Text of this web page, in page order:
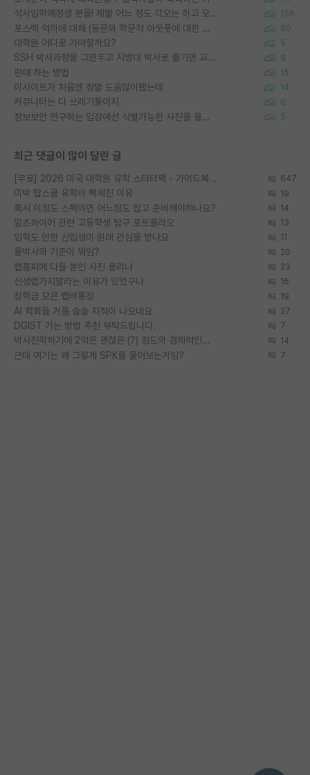
석사입학예정생 분들! 제발 어느 정도 각오는 하고 오세요. 156
포스텍 억까에 대해 (동문의 학문적 아웃풋에 대한 반박) 50
대학원 어디로 가야할까요? 5
SSH 박사과정을 그만두고 지방대 박사로 옮기면 교수의 꿈은 끝일까요? 9
편애 하는 방법 15
이사이트가 처음엔 정말 도움많이됐는데 14
커뮤니티는 다 쓰레기통이지 6
정보보안 연구하는 입장에선 식별가능한 사진을 올리는건 비추이긴함 5
최근 댓글이 많이 달린 글
[무료] 2026 미국 대학원 유학 스타터팩 - 가이드북 & 합격자 컨택메일 템플릿 647
미박 탑스쿨 유학이 빡세진 이유 19
혹시 이정도 스펙이면 어느정도 잡고 준비해야하나요? 14
알츠하이머 관련 고등학생 탐구 포트폴리오 13
입학도 안한 신입생이 원래 관심을 받나요 11
물박사의 기준이 뭐임? 20
랩홈피에 다들 본인 사진 올리냐 23
신생랩가지말라는 이유가 있었구나 16
장학금 모은 랩비통장 19
AI 학회들 거품 슬슬 지적이 나오네요 27
DGIST 가는 방법 추천 부탁드립니다. 7
박사진학하기에 2억은 괜찮은 (?) 정도의 경제력인가요 14
근데 여기는 왜 그렇게 SPK를 물어보는거임? 7